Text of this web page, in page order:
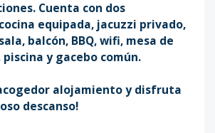
Cuenta con dos
equipada, jacuzzi privado,
balcón, BBQ, wifi, mesa de
y gacebo común.
alojamiento y disfruta
descanso!